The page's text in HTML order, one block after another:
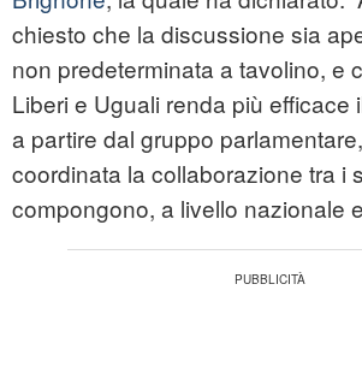
chiesto che la discussione sia
non predeterminata a tavolino, e
Liberi e Uguali renda più efficace
a partire dal gruppo
coordinata la collaborazione tra i
compongono, a livello nazionale